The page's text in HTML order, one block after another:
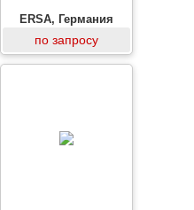
ERSA, Германия
по запросу